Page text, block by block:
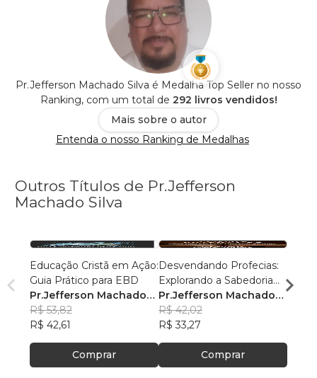
Pr.Jefferson Machado Silva é Medalha Top Seller no nosso
Ranking, com um total de 292 livros vendidos!
Mais sobre o autor
Entenda o nosso Ranking de Medalhas
Outros Títulos de Pr.Jefferson
Machado Silva
Educação Cristã em Ação:
Guia Prático para EBD
Pr.Jefferson Machado
Silva
R$ 53,82
R$ 42,61
Comprar
Desvendando Profecias:
Explorando a Sabedoria
dos Doze Profetas
Menores - Aluno
Pr.Jefferson Machado
Silva
R$ 42,02
R$ 33,27
Comprar
dos